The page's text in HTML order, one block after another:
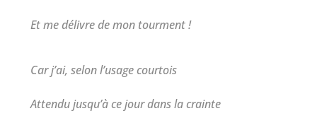
Et me délivre de mon tourment !
Car j’ai, selon l’usage courtois
Attendu jusqu’à ce jour dans la crainte